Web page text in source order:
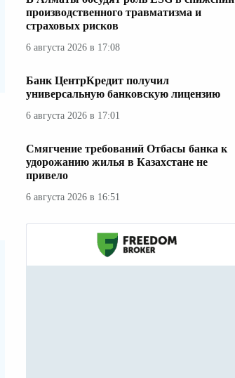
производственного травматизма и
страховых рисков
6 августа 2026 в 17:08
Банк ЦентрКредит получил
универсальную банковскую лицензию
6 августа 2026 в 17:01
Смягчение требований Отбасы банка к
удорожанию жилья в Казахстане не
привело
6 августа 2026 в 16:51